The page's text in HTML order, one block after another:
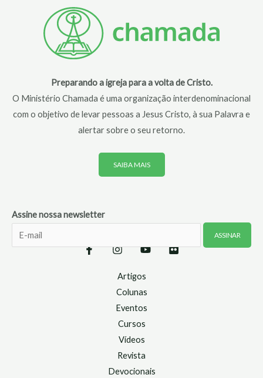
Preparando a igreja para a volta de Cristo.
O Ministério Chamada é uma organização interdenominacional
com o objetivo de levar pessoas a Jesus Cristo, à sua Palavra e
alertar sobre o seu retorno.
SAIBA MAIS
Assine nossa newsletter
Artigos
Colunas
Eventos
Cursos
Vídeos
Revista
Devocionais